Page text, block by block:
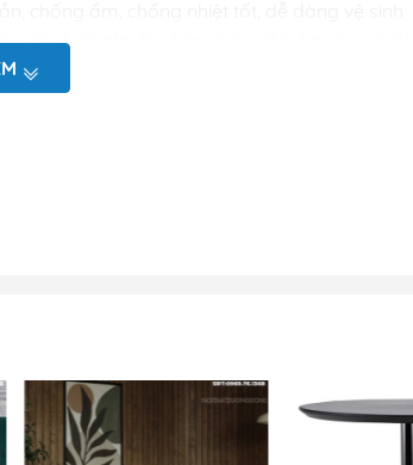
và nhựa plastic chắc chắn, chịu lực chịu nhiệt
tới Bộ
chân dẹt -BCF 61